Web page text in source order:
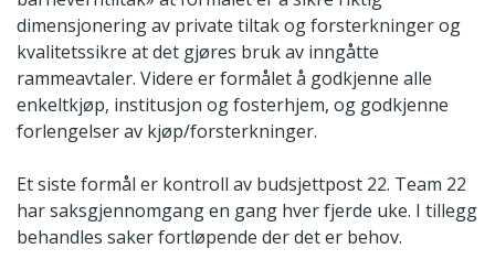
dimensjonering av private tiltak og forsterkninger og
kvalitetssikre at det gjøres bruk av inngåtte
rammeavtaler. Videre er formålet å godkjenne alle
enkeltkjøp, institusjon og fosterhjem, og godkjenne
forlengelser av kjøp/forsterkninger.
Et siste formål er kontroll av budsjettpost 22. Team 22
har saksgjennomgang en gang hver fjerde uke. I tillegg
behandles saker fortløpende der det er behov.